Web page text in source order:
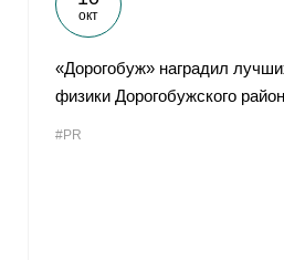
окт
«Дорогобуж» наградил
физики Дорогобужского
#PR